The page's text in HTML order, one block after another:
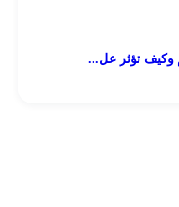
وكيف تؤثر عل...